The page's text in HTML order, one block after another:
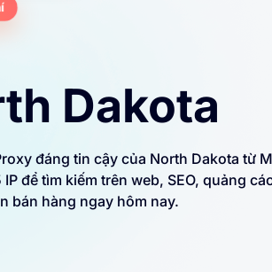
Dakota
đáng tin cậy của North Dakota từ
để tìm kiếm trên web, SEO, quảng
bán hàng ngay hôm nay.